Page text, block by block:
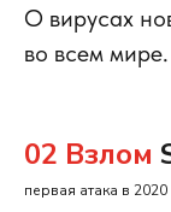
О вирусах
во всем мире.
02 Взлом
первая атака в 2020